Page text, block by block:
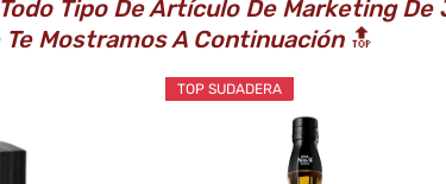
Tipo De Artículo De Marketing
Te Mostramos A Continuación🔝
TOP SUDADERA